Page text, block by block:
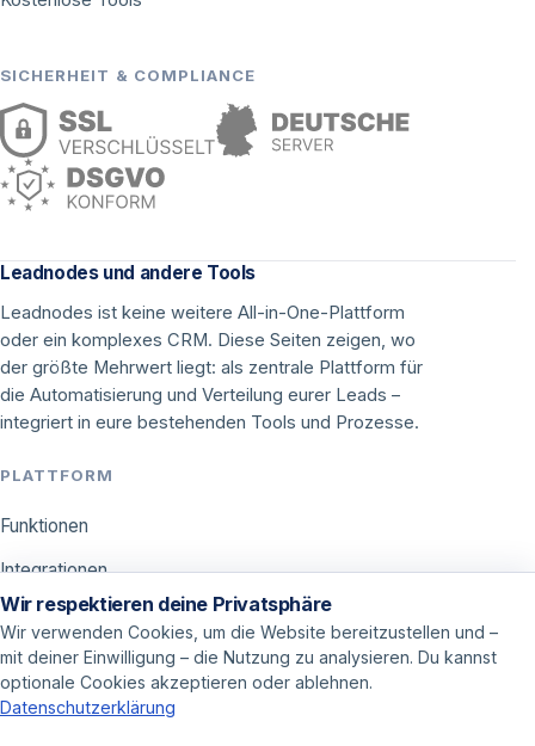
SICHERHEIT & COMPLIANCE
Leadnodes und andere Tools
Leadnodes ist keine weitere All-in-One-Plattform
oder ein komplexes CRM. Diese Seiten zeigen, wo
der größte Mehrwert liegt: als zentrale Plattform für
die Automatisierung und Verteilung eurer Leads –
integriert in eure bestehenden Tools und Prozesse.
PLATTFORM
Funktionen
Integrationen
Preise
ANWENDUNGEN
Wir respektieren deine Privatsphäre
Wir verwenden Cookies, um die Website bereitzustellen und –
mit deiner Einwilligung – die Nutzung zu analysieren. Du kannst
optionale Cookies akzeptieren oder ablehnen.
Datenschutzerklärung